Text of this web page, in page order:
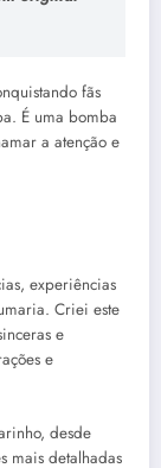
fãs
É uma bomba
a atenção e
experiências
Criei este
e
e
desde
mais detalhadas